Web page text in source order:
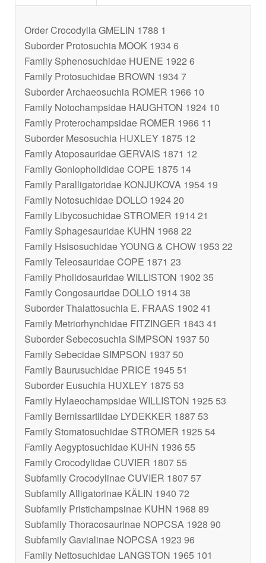
Order Crocodylia GMELIN 1788 1
Suborder Protosuchia MOOK 1934 6
Family Sphenosuchidae HUENE 1922 6
Family Protosuchidae BROWN 1934 7
Suborder Archaeosuchia ROMER 1966 10
Family Notochampsidae HAUGHTON 1924 10
Family Proterochampsidae ROMER 1966 11
Suborder Mesosuchia HUXLEY 1875 12
Family Atoposauridae GERVAIS 1871 12
Family Goniopholididae COPE 1875 14
Family Paralligatoridae KONJUKOVA 1954 19
Family Notosuchidae DOLLO 1924 20
Family Libycosuchidae STROMER 1914 21
Family Sphagesauridae KUHN 1968 22
Family Hsisosuchidae YOUNG & CHOW 1953 22
Family Teleosauridae COPE 1871 23
Family Pholidosauridae WILLISTON 1902 35
Family Congosauridae DOLLO 1914 38
Suborder Thalattosuchia E. FRAAS 1902 41
Family Metriorhynchidae FITZINGER 1843 41
Suborder Sebecosuchia SIMPSON 1937 50
Family Sebecidae SIMPSON 1937 50
Family Baurusuchidae PRICE 1945 51
Suborder Eusuchia HUXLEY 1875 53
Family Hylaeochampsidae WILLISTON 1925 53
Family Bernissartiidae LYDEKKER 1887 53
Family Stomatosuchidae STROMER 1925 54
Family Aegyptosuchidae KUHN 1936 55
Family Crocodylidae CUVIER 1807 55
Subfamily Crocodylinae CUVIER 1807 57
Subfamily Alligatorinae KÄLIN 1940 72
Subfamily Pristichampsinae KUHN 1968 89
Subfamily Thoracosaurinae NOPCSA 1928 90
Subfamily Gavialinae NOPCSA 1923 96
Family Nettosuchidae LANGSTON 1965 101